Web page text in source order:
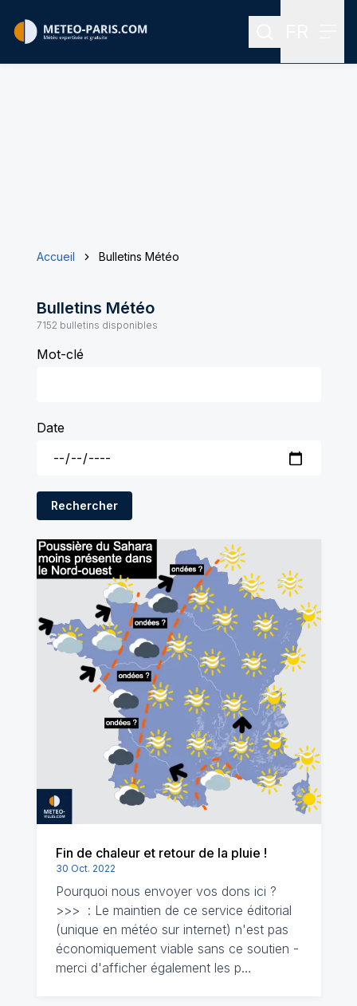
Rechercher
Accueil Bulletins Météo
Bulletins Météo
7152 bulletins disponibles
Mot-clé
Date
Rechercher
Fin de chaleur et retour de la pluie !
30 Oct. 2022
Pourquoi nous envoyer vos dons ici ?
>>> : Le maintien de ce service éditorial
(unique en météo sur internet) n'est pas
économiquement viable sans ce soutien -
merci d'afficher également les p…